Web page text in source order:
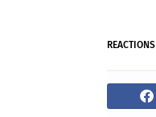
REACTIONS